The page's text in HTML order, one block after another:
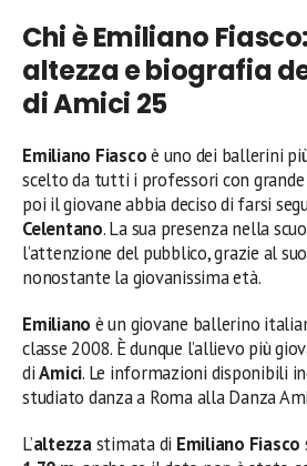
Chi è Emiliano
altezza e biografia
di Amici 25
Emiliano Fiascoè uno dei ballerini
scelto da tutti i professori con grande
poi il giovane abbia deciso di farsi
Celentano. La sua presenza nella
l’attenzione del pubblico, grazie al
nonostante la giovanissima età.
Emiliano è un giovane ballerino
classe 2008. È dunque l’allievo più
diAmici. Le informazioni disponibili
studiato danza a Roma alla Danza
L’altezzastimata di Emiliano Fiasco